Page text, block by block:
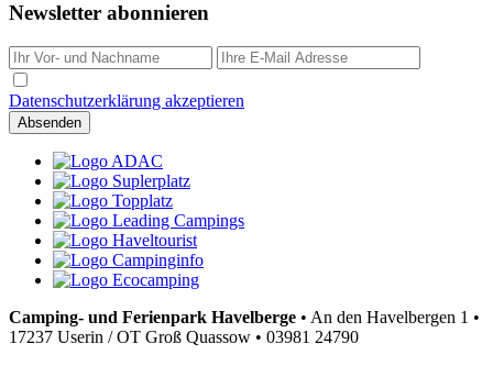
Newsletter abonnieren
Datenschutzerklärung akzeptieren
Camping- und Ferienpark Havelberge • An den Havelbergen 1 •
17237 Userin / OT Groß Quassow • 03981 24790